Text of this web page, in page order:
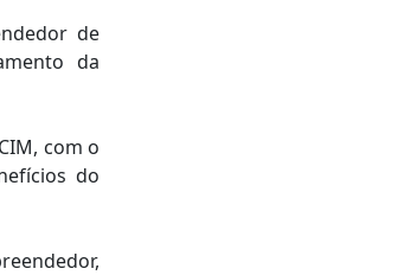
de
da
com o
do